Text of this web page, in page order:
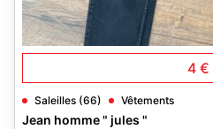
4 €
Saleilles (66) Vêtements
Jean homme " jules "